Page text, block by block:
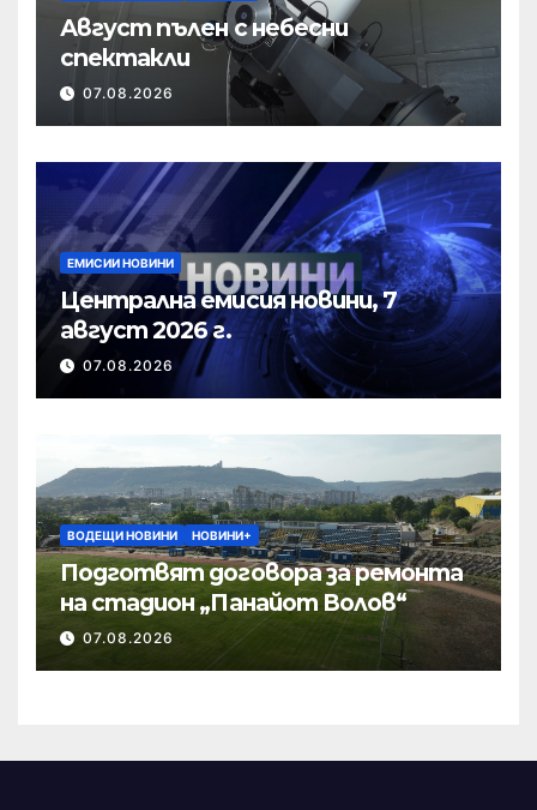
Август пълен с небесни
спектакли
07.08.2026
ЕМИСИИ НОВИНИ
Централна емисия новини, 7
август 2026 г.
07.08.2026
ВОДЕЩИ НОВИНИ НОВИНИ+
Подготвят договора за ремонта
на стадион „Панайот Волов“
07.08.2026